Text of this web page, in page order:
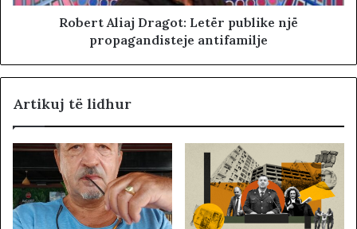
Robert Aliaj Dragot: Letër publike një
propagandisteje antifamilje
Artikuj të lidhur